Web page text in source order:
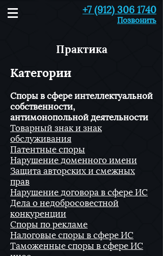
+7 (912) 306 1740
Позвонить
Практика
​Категории
Споры в сфере интеллектуальной
собственности,
антимонопольной деятельности
Товарный знак и знак
обслуживания
Патентные споры
Нарушение доменного имени
Защита авторских и смежных
прав
Нарушение договора в сфере ИС
Дела о недобросовестной
конкуренции
Споры по рекламе
Налоговые споры в сфере ИС
Таможенные споры в сфере ИС